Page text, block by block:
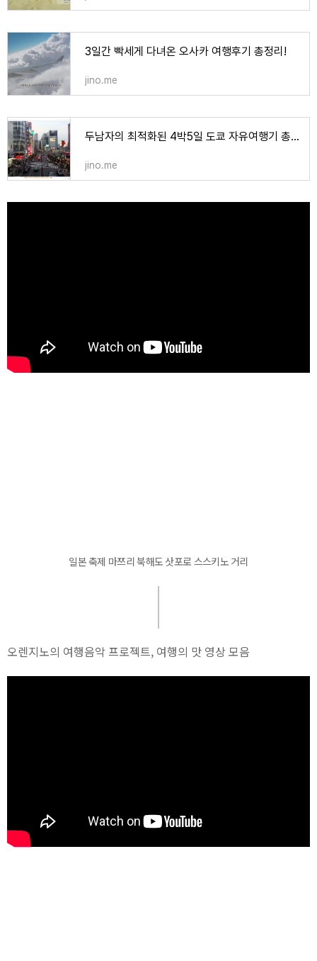
3일간 빡세게 다녀온 오사카 여행후기 총정리!
jino.me
두남자의 최적화된 4박5일 도쿄 자유여행기 총정리
jino.me
일본 축제 마쯔리 북해도 삿포로 스스키노 거리
오렌지노의 여행음악 프로젝트, 여행의 맛 영상 모음